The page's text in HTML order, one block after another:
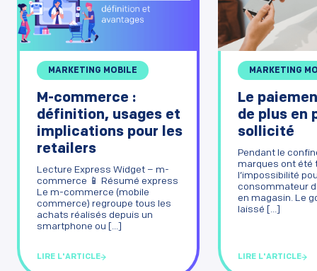
MARKETING MOBILE
M-commerce :
définition, usages et
implications pour les
retailers
Lecture Express Widget – m-
commerce 📱 Résumé express
Le m-commerce (mobile
commerce) regroupe tous les
achats réalisés depuis un
smartphone ou [...]
LIRE L'ARTICLE
MARKETING
Le
de plus en
sollicité
Pendant le
marques ont été
l’impossibilité
consommateur
en magasin. Le
laissé [...]
LIRE L'ARTICLE